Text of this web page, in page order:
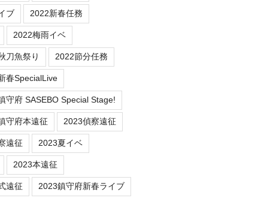
ブ 2022新春任務
2022梅雨イベ
刀魚祭り 2022節分任務
春SpecialLive
守府 SASEBO Special Stage!
守府本遠征 2023偵察遠征
遠征 2023夏イベ
2023本遠征
遠征 2023鎮守府新春ライブ